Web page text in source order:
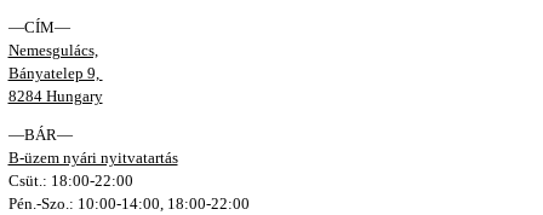
—CÍM—
Nemesgulács,
Bányatelep 9,
8284 Hungary
—BÁR—
B-üzem nyári nyitvatartás
Csüt.: 18:00-22:00
Pén.-Szo.: 10:00-14:00, 18:00-22:00